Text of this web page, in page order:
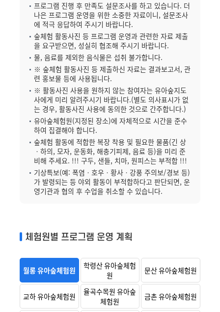
프로그램 진행 후 만족도 설문조사를 하고 있습니다. 더
나은 프로그램 운영을 위한 소중한 자료이니, 설문조사
에 적극 응답하여 주시기 바랍니다.
숲체험 활동사진 등 프로그램 운영과 관련한 자료 제출
을 요구받으면, 성실히 협조해 주시기 바랍니다.
물, 음료를 제외한 음식물은 섭취 불가합니다.
※ 숲체험 활동사진 등 제출하신 자료는 결과보고서, 관
련 홍보물 등에 사용됩니다.
※ 활동사진 사용을 원하지 않는 참여자는 유아숲지도
사에게 미리 알려주시기 바랍니다.(별도 의사표시가 없
는 경우, 활동사진 사용에 동의한 것으로 간주합니다.)
유아숲체험원(지정된 장소)에 자체적으로 시간을 준수
하여 집결해야 합니다.
숲체험 활동에 적합한 복장 착용 및 필요한 물품(긴 상
ㆍ하의, 모자, 운동화, 해충기피제, 음료 등)을 미리 준
비해 주세요. !!! 구두, 샌들, 치마, 원피스는 부적합 !!!
기상특보(예: 폭염ㆍ호우ㆍ황사ㆍ강풍 주의보/경보 등)
가 발령되는 등 야외 활동이 부적합하다고 판단되면, 운
영기관과 협의 후 수업을 취소할 수 있습니다.
체험원별 프로그램 운영 계획
월롱 유아숲체험원
학령산 유아숲체험
원
문산 유아숲체험원
교하 유아숲체험원
율곡수목원 유아숲
체험원
금촌 유아숲체험원